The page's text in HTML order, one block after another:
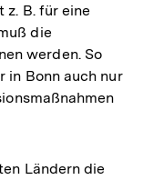
B. für eine
die
werden. So
in Bonn auch nur
Ländern die